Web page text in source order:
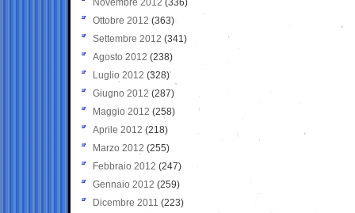
Novembre 2012 (336)
Ottobre 2012 (363)
Settembre 2012 (341)
Agosto 2012 (238)
Luglio 2012 (328)
Giugno 2012 (287)
Maggio 2012 (258)
Aprile 2012 (218)
Marzo 2012 (255)
Febbraio 2012 (247)
Gennaio 2012 (259)
Dicembre 2011 (223)